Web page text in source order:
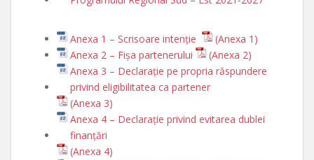
Anexa 1 – Scrisoare intenție
(Anexa 1)
Anexa 2 – Fișa partenerului
(Anexa 2)
Anexa 3 – Declarație pe propria răspundere
privind eligibilitatea ca partener
(Anexa 3)
Anexa 4 – Declarație privind evitarea dublei
finanțări
(Anexa 4)